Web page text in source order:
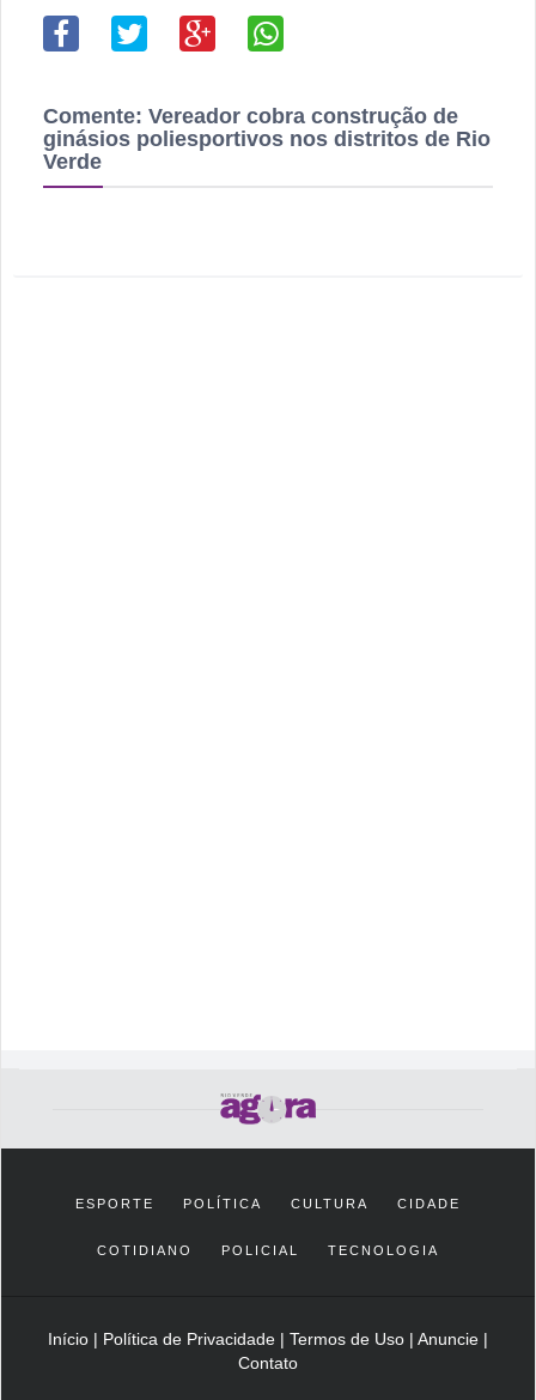
Comente: Vereador cobra construção de
ginásios poliesportivos nos distritos de Rio
Verde
ESPORTE POLÍTICA CULTURA CIDADE
COTIDIANO POLICIAL TECNOLOGIA
Início | Política de Privacidade | Termos de Uso | Anuncie |
Contato